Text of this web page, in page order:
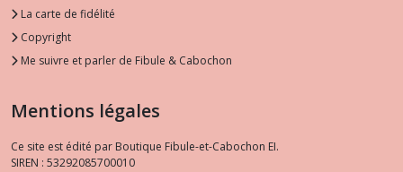
La carte de fidélité
Copyright
Me suivre et parler de Fibule & Cabochon
Mentions légales
Ce site est édité par Boutique Fibule-et-Cabochon EI.
SIREN : 53292085700010